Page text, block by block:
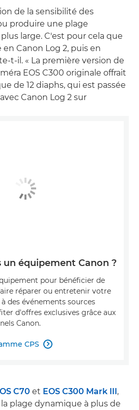
de la sensibilité des
produire une plage
large. C'est pour cela que
Canon Log 2, puis en
t-il. « La première version de
EOS C300 originale offrait
de 12 diaphs, qui est passée
Canon Log 2 sur
un équipement Canon ?
pour bénéficier de
réparer ou entretenir votre
des événements sources
d'offres exclusives grâce aux
Canon.
CPS 
C70 et EOS C300 Mark III,
plage dynamique à plus de